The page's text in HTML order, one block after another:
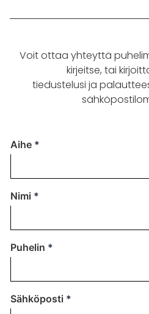
Voit ottaa yhteyttä
kirjeitse, tai
tiedustelusi ja
Aihe
Nimi
Puhelin
Sähköposti